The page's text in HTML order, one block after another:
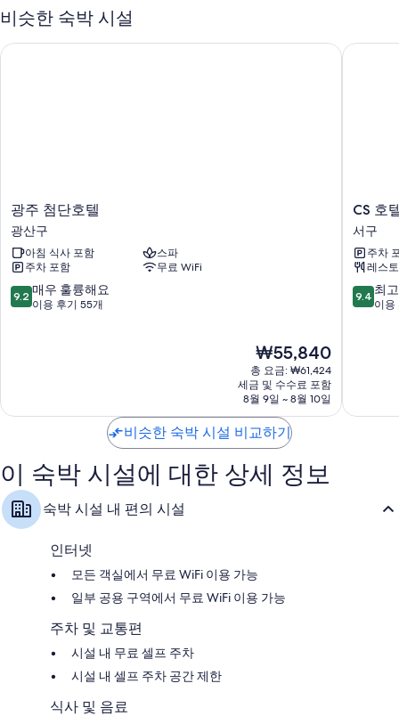
객실 특징
호텔 더테라스의 모든 객실에는 고객을 위한 세심한 정성이 돋보이는 에어
비슷한 숙박 시설
광
주
첨
단
호
텔
광
광주 첨단호텔
광산구
아침 식사 포함
스파
주차 포함
무료 WiFi
10
점
우
해
요,
이
용
후
9.2 매우 훌륭해요
이용 후기 55개
현
재
요
금
₩55,840
₩55,840
총 요금: ₩61,424
세금 및 수수료 포함
8월 9일 ~ 8월 10일
광주 첨단호텔
CS
호
텔
서
구
CS 호
서구
주차
레스
10
점
고
9.4 최
이용
CS 호텔
비슷한 숙박 시설 비교하기
이 숙박 시설에 대한 상세 정보
숙박 시설 내 편의 시설
인터넷
모든 객실에서 무료 WiFi 이용 가능
일부 공용 구역에서 무료 WiFi 이용 가능
주차 및 교통편
시설 내 무료 셀프 주차
시설 내 셀프 주차 공간 제한
식사 및 음료